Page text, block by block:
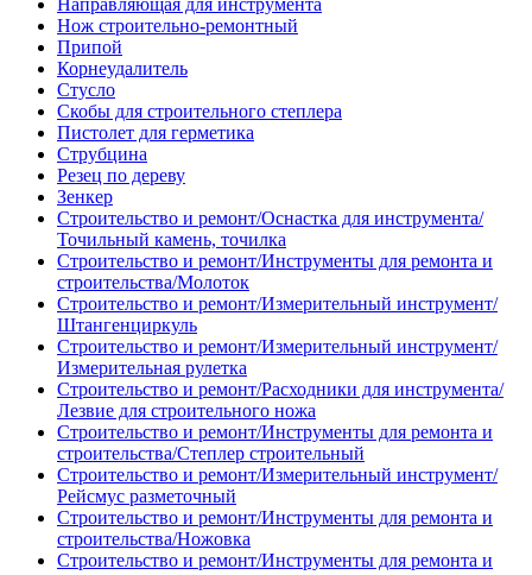
Направляющая для инструмента
Нож строительно-ремонтный
Припой
Корнеудалитель
Стусло
Скобы для строительного степлера
Пистолет для герметика
Струбцина
Резец по дереву
Зенкер
Строительство и ремонт/Оснастка для инструмента/
Точильный камень, точилка
Строительство и ремонт/Инструменты для ремонта и
строительства/Молоток
Строительство и ремонт/Измерительный инструмент/
Штангенциркуль
Строительство и ремонт/Измерительный инструмент/
Измерительная рулетка
Строительство и ремонт/Расходники для инструмента/
Лезвие для строительного ножа
Строительство и ремонт/Инструменты для ремонта и
строительства/Степлер строительный
Строительство и ремонт/Измерительный инструмент/
Рейсмус разметочный
Строительство и ремонт/Инструменты для ремонта и
строительства/Ножовка
Строительство и ремонт/Инструменты для ремонта и